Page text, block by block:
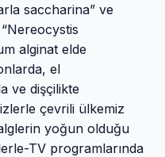
saccharina” ve
alginat elde
el
ve dişçilikte
çevrili ülkemiz
yoğun olduğu
TV programlarında